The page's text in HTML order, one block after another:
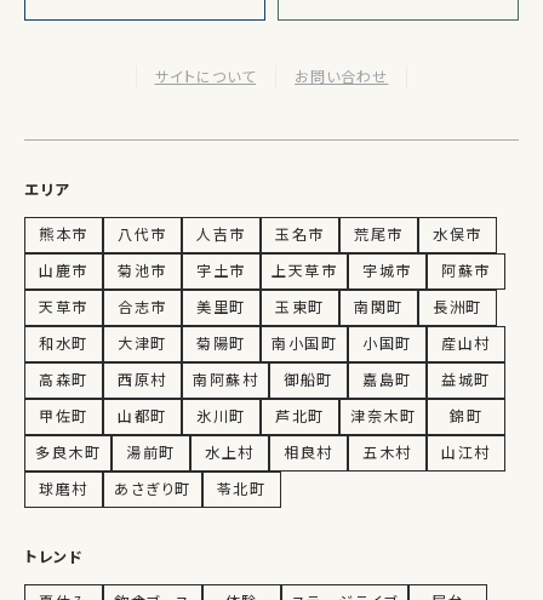
サイトについて お問い合わせ
エリア
熊本市 八代市 人吉市 玉名市 荒尾市
水俣市
山鹿市
菊池市 宇土市 上天草市 宇城市
阿蘇市
天草市
合志市 美里町 玉東町 南関町
長洲町
和水町
大津町 菊陽町 南小国町 小国町
産山村
高森町
西原村 南阿蘇村 御船町 嘉島町
益城町
甲佐町
山都町 氷川町 芦北町 津奈木町
錦町
多良木町
湯前町 水上村 相良村 五木村
山江村
球磨村
あさぎり町 苓北町
トレンド